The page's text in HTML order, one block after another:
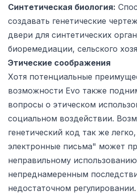
Синтетическая биология:
создавать генетические
двери для синтетических
биоремедиации, сельского
Этические соображения
Хотя потенциальные
возможности Evo также
вопросы о этическом
социальном воздействии.
генетический код так же
электронные письма" может
неправильному
непреднамеренным
недостаточном